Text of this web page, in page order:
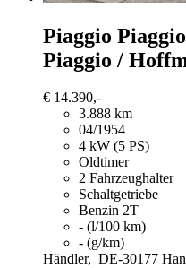
Piaggio
Piaggio /
€ 14.390,-
3.888 km
04/1954
4 kW (5 PS)
Oldtimer
2 Fahrzeughalter
Schaltgetriebe
Benzin 2T
- (l/100 km)
- (g/km)
Händler, DE-30177